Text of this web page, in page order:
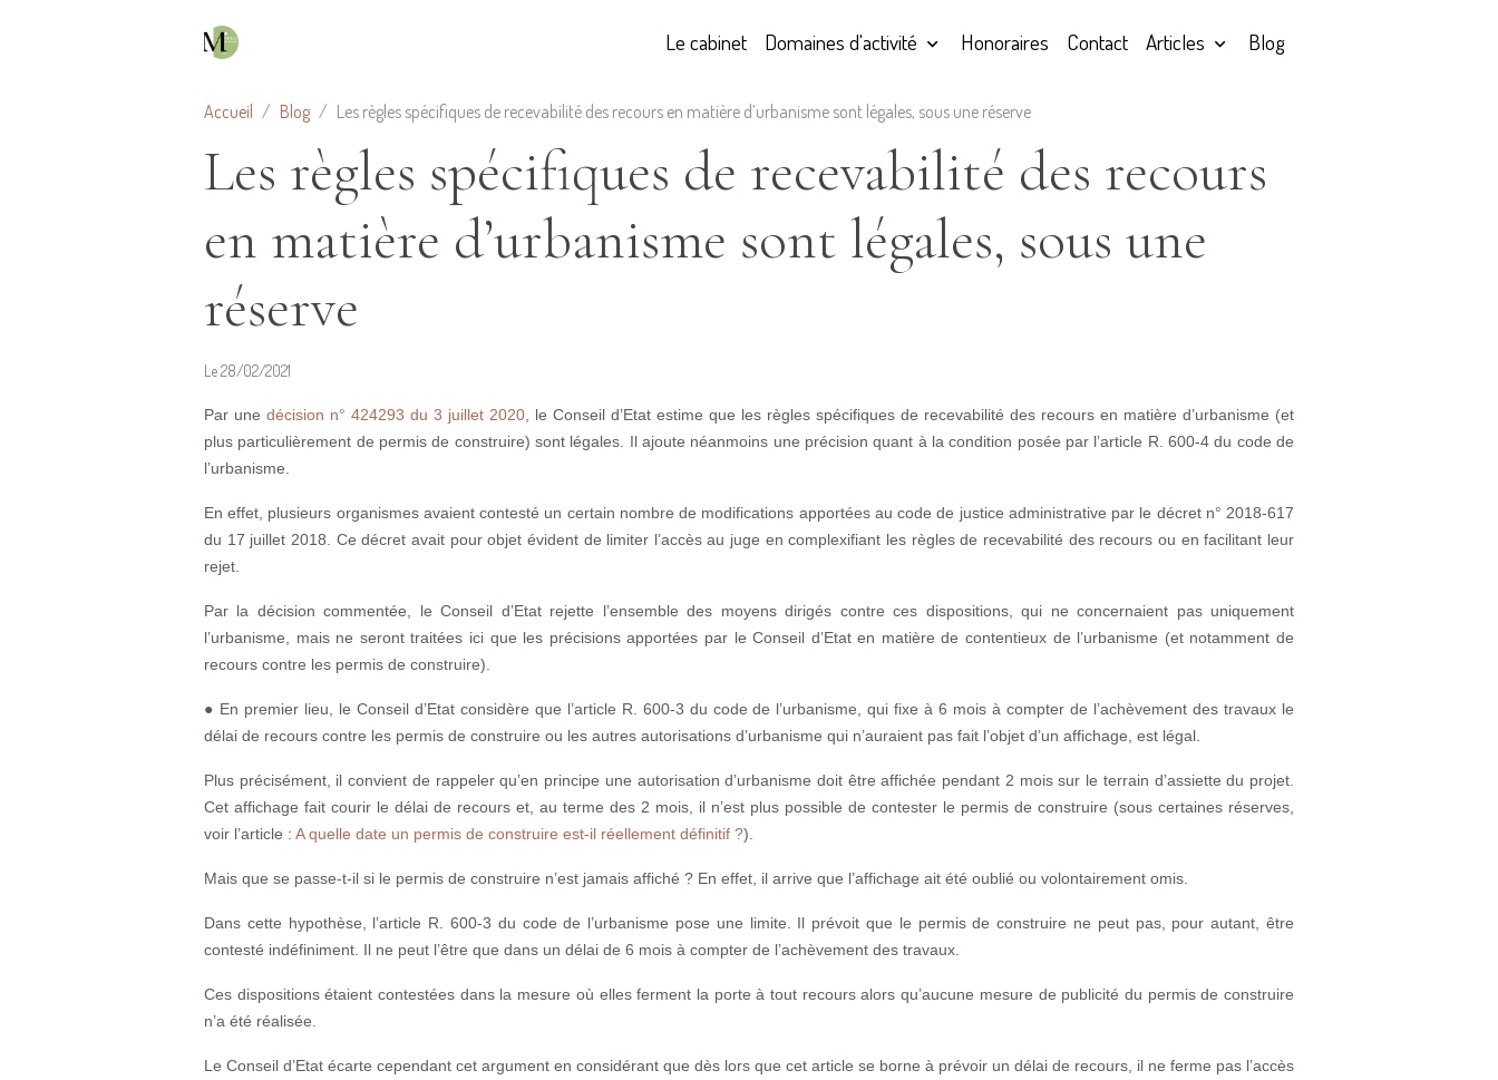
Le cabinet Domaines d'activité Honoraires Contact Articles Blog
Accueil Blog Les règles spécifiques de recevabilité des recours en matière d’urbanisme sont légales, sous une réserve
Les règles spécifiques de recevabilité des recours
en matière d’urbanisme sont légales, sous une
réserve
Le 28/02/2021
Par une décision n° 424293 du 3 juillet 2020 , le Conseil d’Etat estime que les règles spécifiques de recevabilité des recours en matière d’urbanisme (et
plus particulièrement de permis de construire) sont légales. Il ajoute néanmoins une précision quant à la condition posée par l’article R. 600-4 du code de
l’urbanisme.
En effet, plusieurs organismes avaient contesté un certain nombre de modifications apportées au code de justice administrative par le décret n° 2018-617
du 17 juillet 2018. Ce décret avait pour objet évident de limiter l’accès au juge en complexifiant les règles de recevabilité des recours ou en facilitant leur
rejet.
Par la décision commentée, le Conseil d’Etat rejette l’ensemble des moyens dirigés contre ces dispositions, qui ne concernaient pas uniquement
l’urbanisme, mais ne seront traitées ici que les précisions apportées par le Conseil d’Etat en matière de contentieux de l’urbanisme (et notamment de
recours contre les permis de construire).
● En premier lieu, le Conseil d’Etat considère que l’article R. 600-3 du code de l’urbanisme, qui fixe à 6 mois à compter de l’achèvement des travaux le
délai de recours contre les permis de construire ou les autres autorisations d’urbanisme qui n’auraient pas fait l’objet d’un affichage, est légal.
Plus précisément, il convient de rappeler qu’en principe une autorisation d’urbanisme doit être affichée pendant 2 mois sur le terrain d’assiette du projet.
Cet affichage fait courir le délai de recours et, au terme des 2 mois, il n’est plus possible de contester le permis de construire (sous certaines réserves,
voir l’article : A quelle date un permis de construire est-il réellement définitif ?).
Mais que se passe-t-il si le permis de construire n’est jamais affiché ? En effet, il arrive que l’affichage ait été oublié ou volontairement omis.
Dans cette hypothèse, l’article R. 600-3 du code de l’urbanisme pose une limite. Il prévoit que le permis de construire ne peut pas, pour autant, être
contesté indéfiniment. Il ne peut l’être que dans un délai de 6 mois à compter de l’achèvement des travaux.
Ces dispositions étaient contestées dans la mesure où elles ferment la porte à tout recours alors qu’aucune mesure de publicité du permis de construire
n’a été réalisée.
Le Conseil d’Etat écarte cependant cet argument en considérant que dès lors que cet article se borne à prévoir un délai de recours, il ne ferme pas l’accès